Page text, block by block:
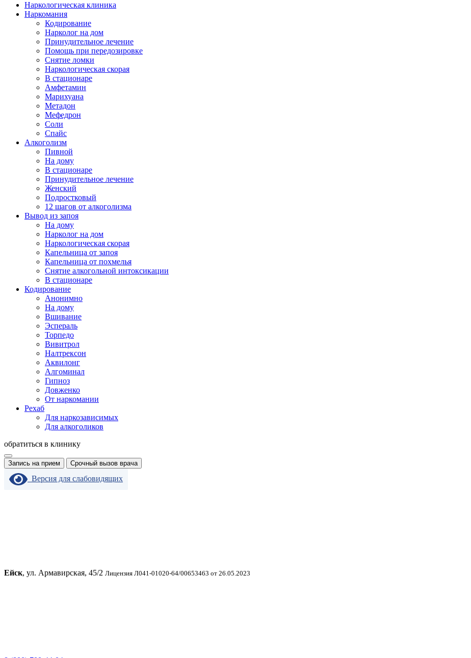
Наркологическая клиника
Наркомания
Кодирование
Нарколог на дом
Принудительное лечение
Помощь при передозировке
Снятие ломки
Наркологическая скорая
В стационаре
Амфетамин
Марихуана
Метадон
Мефедрон
Соли
Спайс
Алкоголизм
Пивной
На дому
В стационаре
Принудительное лечение
Женский
Подростковый
12 шагов от алкоголизма
Вывод из запоя
На дому
Нарколог на дом
Наркологическая скорая
Капельница от запоя
Капельница от похмелья
Снятие алкогольной интоксикации
В стационаре
Кодирование
Анонимно
На дому
Вшивание
Эспераль
Торпедо
Вивитрол
Налтрексон
Аквилонг
Алгоминал
Гипноз
Довженко
От наркомании
Рехаб
Для наркозависимых
Для алкоголиков
обратиться в клинику
Запись на прием Срочный вызов врача
Версия для слабовидящих
Ейск, ул. Армавирская, 45/2 Лицензия Л041-01020-64/00653463 от 26.05.2023